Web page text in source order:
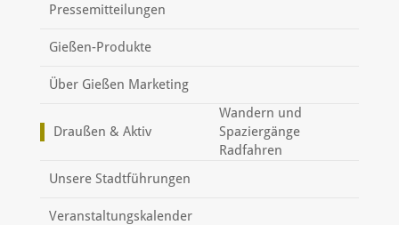
Pressemitteilungen
Gießen-Produkte
Über Gießen Marketing
Draußen & Aktiv
Wandern und
Spaziergänge
Radfahren
Unsere Stadtführungen
Veranstaltungskalender